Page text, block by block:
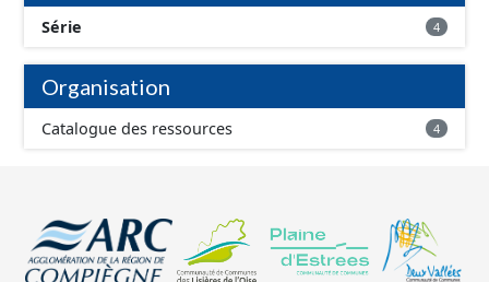
Série 4
Organisation
Catalogue des ressources 4